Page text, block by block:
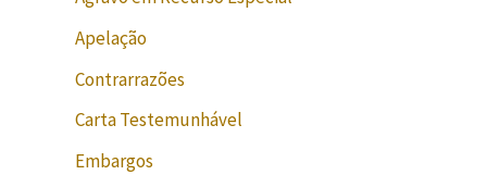
Apelação
Contrarrazões
Carta Testemunhável
Embargos